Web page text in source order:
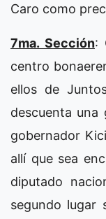
Caro como
7ma. Sección:
centro
ellos de
descuenta una
gobernador
allí que sea
diputado
segundo lugar